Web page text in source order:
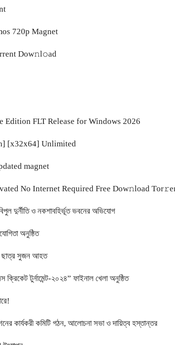
720p Magnet
Dow𝚗l𝚘аd
FLT Release for Windows 2026
[x32x64] Unlimited
magnet
No Internet Required Frее Dow𝚗load
দুর্নীতি ও নকশাবহির্ভূত ভবনের অভিযোগ
অনুষ্ঠিত
ছাত্র সুজন আহত
টুর্নামেন্ট-২০২৪” ফাইনাল খেলা অনুষ্ঠিত
কার্যকরী কমিটি গঠন, আলোচনা সভা ও দায়িত্ব হস্তান্তর